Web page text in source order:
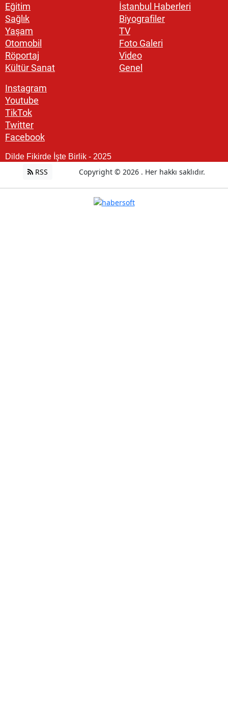
Eğitim
Sağlık
Yaşam
Otomobil
Röportaj
Kültür Sanat
İstanbul Haberleri
Biyografiler
TV
Foto Galeri
Video
Genel
Instagram
Youtube
TikTok
Twitter
Facebook
Dilde Fikirde İşte Birlik - 2025
RSS Copyright © 2026 . Her hakkı saklıdır.